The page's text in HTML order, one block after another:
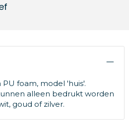
foam, model 'huis'.
alleen bedrukt worden
goud of zilver.